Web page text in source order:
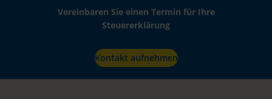
Vereinbaren Sie einen Termin für Ihre
Steuererklärung
Kontakt aufnehmen